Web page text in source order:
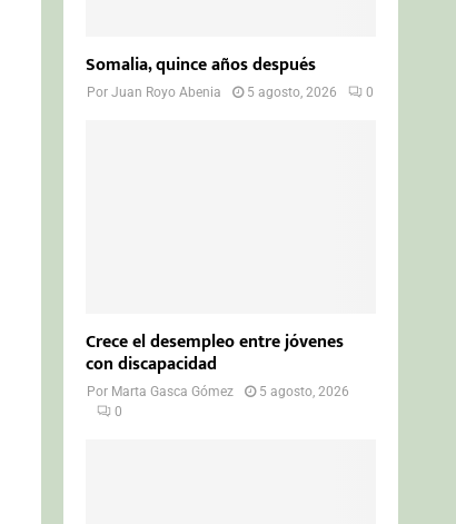
Somalia, quince años después
PorJuan Royo Abenia 5 agosto, 2026 0
Crece el desempleo entre jóvenes
con discapacidad
Por Marta Gasca Gómez
5 agosto, 2026
0